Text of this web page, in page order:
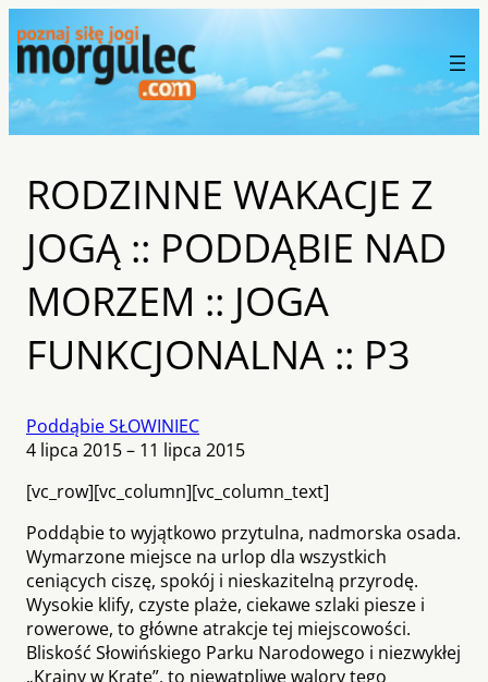
RODZINNE WAKACJE Z
JOGĄ :: PODDĄBIE NAD
MORZEM :: JOGA
FUNKCJONALNA :: P3
Poddąbie SŁOWINIEC
4 lipca 2015 – 11 lipca 2015
[vc_row][vc_column][vc_column_text]
Poddąbie to wyjątkowo przytulna, nadmorska osada.
Wymarzone miejsce na urlop dla wszystkich
ceniących ciszę, spokój i nieskazitelną przyrodę.
Wysokie klify, czyste plaże, ciekawe szlaki piesze i
rowerowe, to główne atrakcje tej miejscowości.
Bliskość Słowińskiego Parku Narodowego i niezwykłej
„Krainy w Kratę”, to niewątpliwe walory tego